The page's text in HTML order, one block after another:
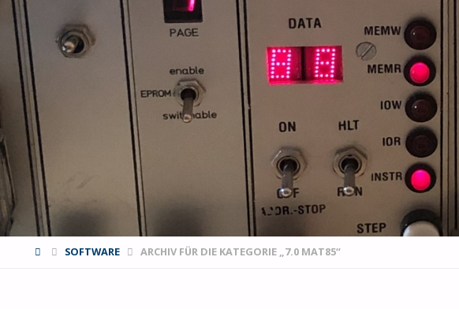
STARTSOFTWARE ARCHIV FÜR DIE KATEGORIE „7.0 MAT85“